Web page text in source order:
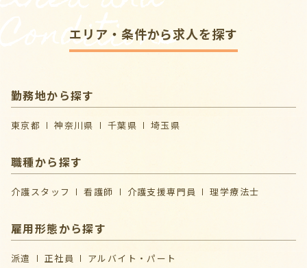
Conditions
エリア・条件から求人を探す
勤務地から探す
東京都 神奈川県 千葉県 埼玉県
職種から探す
介護スタッフ 看護師 介護支援専門員 理学療法士
雇用形態から探す
派遣 正社員 アルバイト・パート